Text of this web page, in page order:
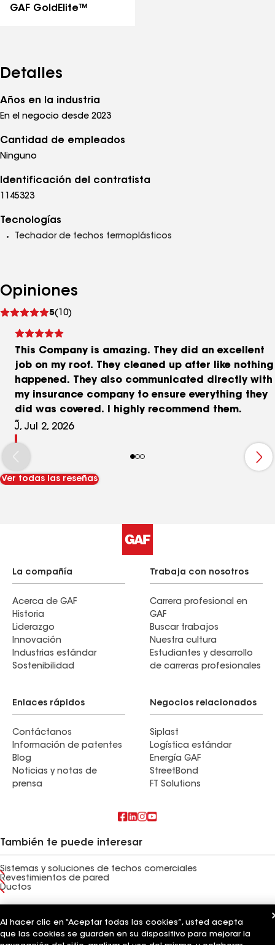
GAF GoldElite™
Detalles
Años en la industria
En el negocio desde 2023
Cantidad de empleados
Ninguno
Identificación del contratista
1145323
Tecnologías
Techador de techos termoplásticos
Opiniones
5(10)
comentarios
This Company is amazing. They did an excellent
job on my roof. They cleaned up after like nothing
happened. They also communicated directly with
my insurance company to ensure everything they
did was covered. I highly recommend them.
J, Jul 2, 2026
Ver todas las reseñas
La compañía
Acerca de GAF
Historia
Liderazgo
Innovación
Industrias estándar
Sostenibilidad
Trabaja con nosotros
Carrera profesional en
GAF
Buscar trabajos
Nuestra cultura
Estudiantes y desarrollo
de carreras profesionales
Enlaces rápidos
Contáctanos
Información de patentes
Blog
Noticias y notas de
prensa
Negocios relacionados
Siplast
Logística estándar
Energía GAF
StreetBond
FT Solutions
También te puede interesar
Sistemas y soluciones de techos comerciales
Revestimientos de pared
Ductos
Aviso para los solicitantes Código de conducta para proveedores
Tus opciones de privacidad
Configuración de cookies
Al hacer clic en “Aceptar todas las cookies”, usted acepta
que las cookies se guarden en su dispositivo para mejorar la